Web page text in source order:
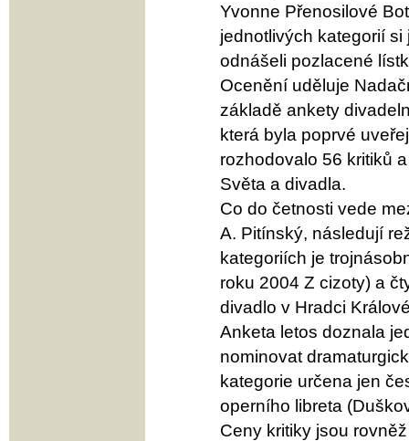
Yvonne Přenosilové
jednotlivých kategorií
odnášeli pozlacené
Ocenění uděluje
základě ankety
která byla poprvé
rozhodovalo 56 kritiků
Světa a divadla.
Co do četnosti vede
A. Pitínský, následují
kategoriích je
roku 2004 Z cizoty) a
divadlo v Hradci
Anketa letos doznala
nominovat
kategorie určena jen
operního libreta
Ceny kritiky jsou